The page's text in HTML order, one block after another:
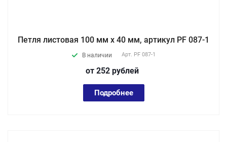
Петля листовая 100 мм х 40 мм, артикул PF 087-1
В наличии Арт. PF 087-1
от 252 рублей
Подробнее